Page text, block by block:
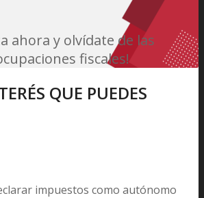
ahora y olvídate de las
fiscales!
QUE PUEDES
impuestos como autónomo